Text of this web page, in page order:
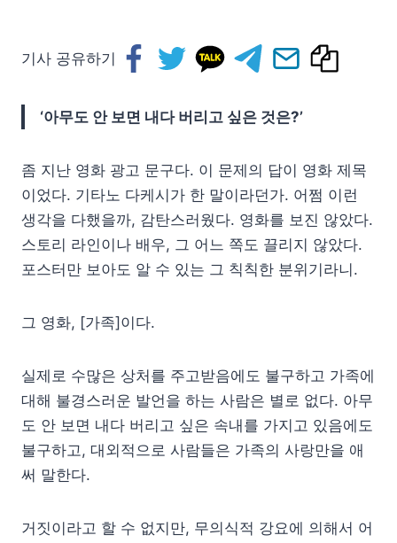
기사 공유하기
‘아무도 안 보면 내다 버리고 싶은 것은?’
좀 지난 영화 광고 문구다. 이 문제의 답이 영화 제목
이었다. 기타노 다케시가 한 말이라던가. 어쩜 이런
생각을 다했을까, 감탄스러웠다. 영화를 보진 않았다.
스토리 라인이나 배우, 그 어느 쪽도 끌리지 않았다.
포스터만 보아도 알 수 있는 그 칙칙한 분위기라니.
그 영화, [가족]이다.
실제로 수많은 상처를 주고받음에도 불구하고 가족에
대해 불경스러운 발언을 하는 사람은 별로 없다. 아무
도 안 보면 내다 버리고 싶은 속내를 가지고 있음에도
불구하고, 대외적으로 사람들은 가족의 사랑만을 애
써 말한다.
거짓이라고 할 수 없지만, 무의식적 강요에 의해서 어